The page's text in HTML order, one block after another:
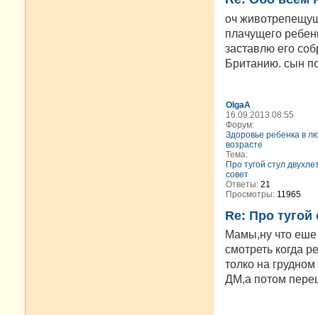
оч
плачущего
заставлю его
Британию. сын
OlgaA
16.09.2013 08:55
Форум:
Здоровье ребенка в
возрасте
Тема:
Про тугой стул
совет
Ответы: 21
Просмотры: 11965
Re: Про тугой
Мамы,ну что еше
смотреть когда
толко на
ДМ,а потом